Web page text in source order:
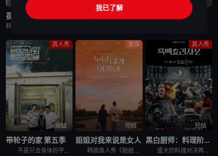
放学后的泰梨老师
韩国真人秀《放学后的泰梨老师》讲述的，是金泰梨成为某乡村小学的戏剧班老师，给学生们上戏剧课的节目。 成为充满热情的演技老师金泰梨和可爱学生们展开的特别旅程，将为观众带来纯真的笑容和感动。
真人秀
完结
带轮子的家 第五季
不是只去身体的平凡旅行， &nbsp; &nbsp; &nbsp; &nbsp; &nbsp; &nbsp; &nbsp; &nbsp; &nbsp; &nbsp; &nbsp; &nbsp; &
爱情
完结
姐姐对我来说是女人
韩国真人秀《姐姐对我来说是女人》讲述了，超越年龄差距这一现实的障碍，在爱情面前果敢坦率的姐弟恋男女们挑性真诚的恋爱细胞再生真人秀。
真人秀
完结
黑白厨师：料理阶级战争 第二季
盛大的料理对决再度展开，新一批“黑汤匙”厨师迎战实力坚强的“白汤匙”主厨。谁能在火热竞赛中脱颖而出？谁会黯然退场？
我已了解